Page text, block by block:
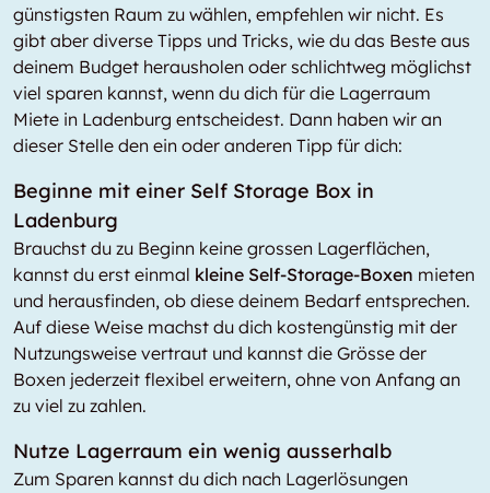
günstigsten Raum zu wählen, empfehlen wir nicht. Es
gibt aber diverse Tipps und Tricks, wie du das Beste aus
deinem Budget herausholen oder schlichtweg möglichst
viel sparen kannst, wenn du dich für die Lagerraum
Miete in Ladenburg entscheidest. Dann haben wir an
dieser Stelle den ein oder anderen Tipp für dich:
Beginne mit einer Self Storage Box in
Ladenburg
Brauchst du zu Beginn keine grossen Lagerflächen,
kannst du erst einmal kleine Self-Storage-Boxen mieten
und herausfinden, ob diese deinem Bedarf entsprechen.
Auf diese Weise machst du dich kostengünstig mit der
Nutzungsweise vertraut und kannst die Grösse der
Boxen jederzeit flexibel erweitern, ohne von Anfang an
zu viel zu zahlen.
Nutze Lagerraum ein wenig ausserhalb
Zum Sparen kannst du dich nach Lagerlösungen